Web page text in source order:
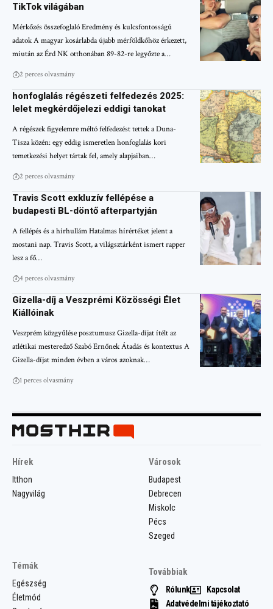
TikTok világában
Mérkőzés összefoglaló Eredmény és kulcsfontosságú
adatok A magyar kosárlabda újabb mérföldkőhöz érkezett,
miután az Érd NK otthonában 89-82-re legyőzte a…
2 perces olvasmány
honfoglalás régészeti felfedezés 2025:
lelet megkérdőjelezi eddigi tanokat
A régészek figyelemre méltó felfedezést tettek a Duna-
Tisza közén: egy eddig ismeretlen honfoglalás kori
temetkezési helyet tártak fel, amely alapjaiban…
2 perces olvasmány
Travis Scott exkluzív fellépése a
budapesti BL-döntő afterpartyján
A fellépés és a hírhullám Hatalmas hírértéket jelent a
mostani nap. Travis Scott, a világsztárként ismert rapper
lesz a fő…
4 perces olvasmány
Gizella-díj a Veszprémi Közösségi Élet
Kiállóinak
Veszprém közgyűlése posztumusz Gizella-díjat ítélt az
atlétikai mesteredző Szabó Ernőnek Átadás és kontextus A
Gizella-díjat minden évben a város azoknak…
1 perces olvasmány
Hírek
Itthon
Nagyvilág
Városok
Budapest
Debrecen
Miskolc
Pécs
Szeged
Témák
Egészség
Életmód
Továbbiak
Rólunk
Kapcsolat
Adatvédelmi tájékoztató